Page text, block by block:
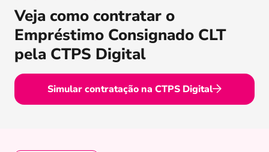
Veja como contratar o
Empréstimo Consignado CLT
pela CTPS Digital
Simular contratação na CTPS Digital